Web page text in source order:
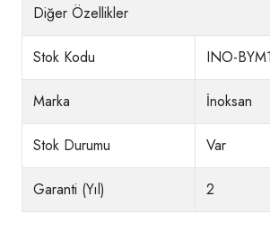
Diğer Özellikler
Stok Kodu INO-
Marka İnoksan
Stok Durumu Var
Garanti (Yıl) 2